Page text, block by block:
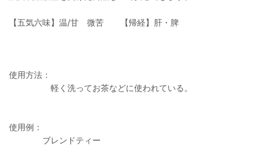
【五気六味】温/甘 微苦 【帰経】肝・脾
使用方法：
軽く洗ってお茶などに使われている。
使用例：
ブレンドティー